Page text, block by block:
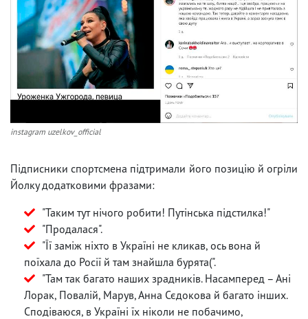
instagram uzelkov_official
Підписники спортсмена підтримали його позицію й огріли
Йолку додатковими фразами:
"Таким тут нічого робити! Путінська підстилка!"
"Продалася".
"Її заміж ніхто в Україні не кликав, ось вона й
поїхала до Росії й там знайшла бурята(".
"Там так багато наших зрадників. Насамперед – Ані
Лорак, Повалій, Марув, Анна Сєдокова й багато інших.
Сподіваюся, в Україні їх ніколи не побачимо,